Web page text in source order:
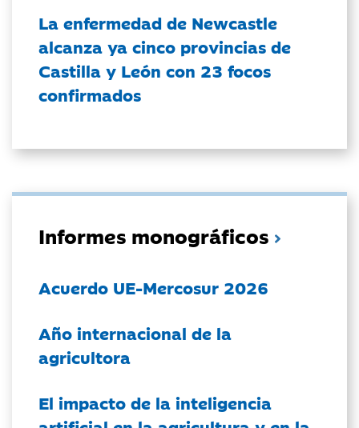
La enfermedad de Newcastle
alcanza ya cinco provincias de
Castilla y León con 23 focos
confirmados
Informes monográficos
Acuerdo UE-Mercosur 2026
Año internacional de la
agricultora
El impacto de la inteligencia